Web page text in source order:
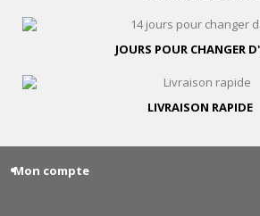
JOURS POUR CHANGER
LIVRAISON RAPIDE
Mon compte